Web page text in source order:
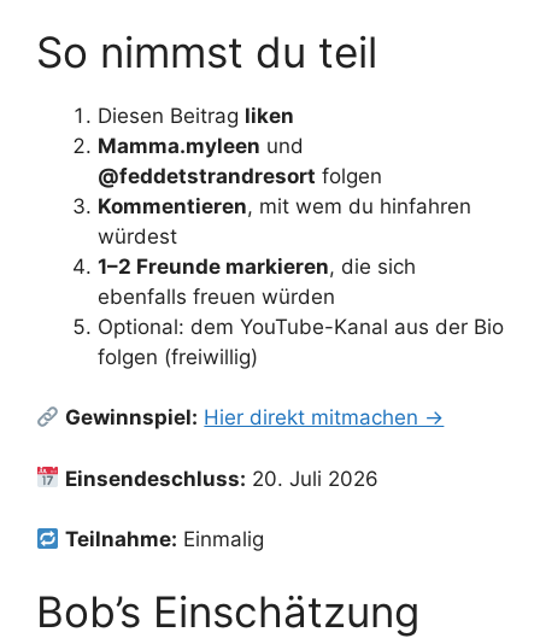
So nimmst du teil
Diesen Beitrag liken
Mamma.myleen und
@feddetstrandresort folgen
Kommentieren, mit wem du hinfahren
würdest
1–2 Freunde markieren, die sich
ebenfalls freuen würden
Optional: dem YouTube-Kanal aus der Bio
folgen (freiwillig)
Gewinnspiel: Hier direkt mitmachen →
Einsendeschluss: 20. Juli 2026
Teilnahme: Einmalig
Bob’s Einschätzung